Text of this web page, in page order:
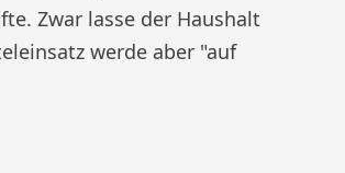
Zwar lasse der Haushalt
werde aber "auf